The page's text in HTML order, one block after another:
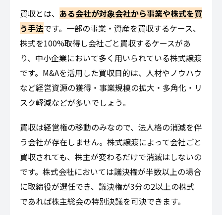
買収とは、 ある会社が対象会社から事業や株式を買
う手法です。一部の事業・資産を買収するケース、
株式を100%取得し会社ごと買収するケースがあ
り、中小企業において多く用いられている株式譲渡
です。M&Aを活用した買収目的は、人材やノウハウ
など経営資源の獲得・事業規模の拡大・多角化・リ
スク軽減などが多いでしょう。
買収は経営権の移動のみなので、法人格の消滅を伴
う会社が存在しません。株式譲渡によって会社ごと
買収されても、株主が変わるだけで消滅はしないの
です。株式会社においては議決権が半数以上の場合
に取締役が選任でき、議決権が3分の2以上の株式
であれば株主総会の特別決議を可決できます。